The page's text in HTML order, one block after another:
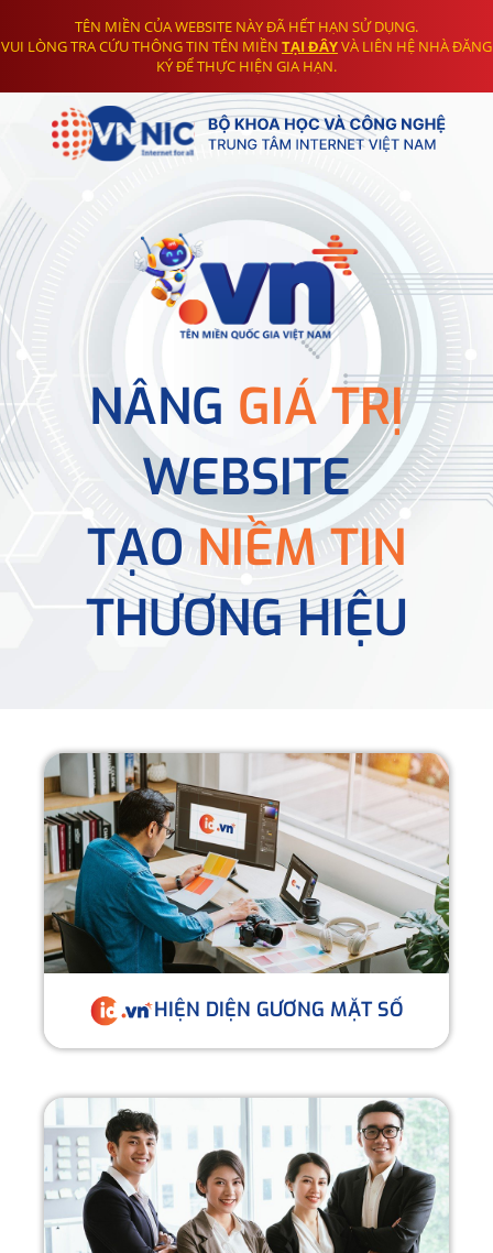
TÊN MIỀN CỦA WEBSITE NÀY ĐÃ HẾT HẠN SỬ DỤNG.
VUI LÒNG TRA CỨU THÔNG TIN TÊN MIỀN TẠI ĐÂYVÀ LIÊN HỆ NHÀ ĐĂNG
KÝ ĐỂ THỰC HIỆN GIA HẠN.
NÂNG GIÁ TRỊ
WEBSITE
TẠONIỀM TIN
THƯƠNG HIỆU
HIỆN DIỆN GƯƠNG MẶT SỐ